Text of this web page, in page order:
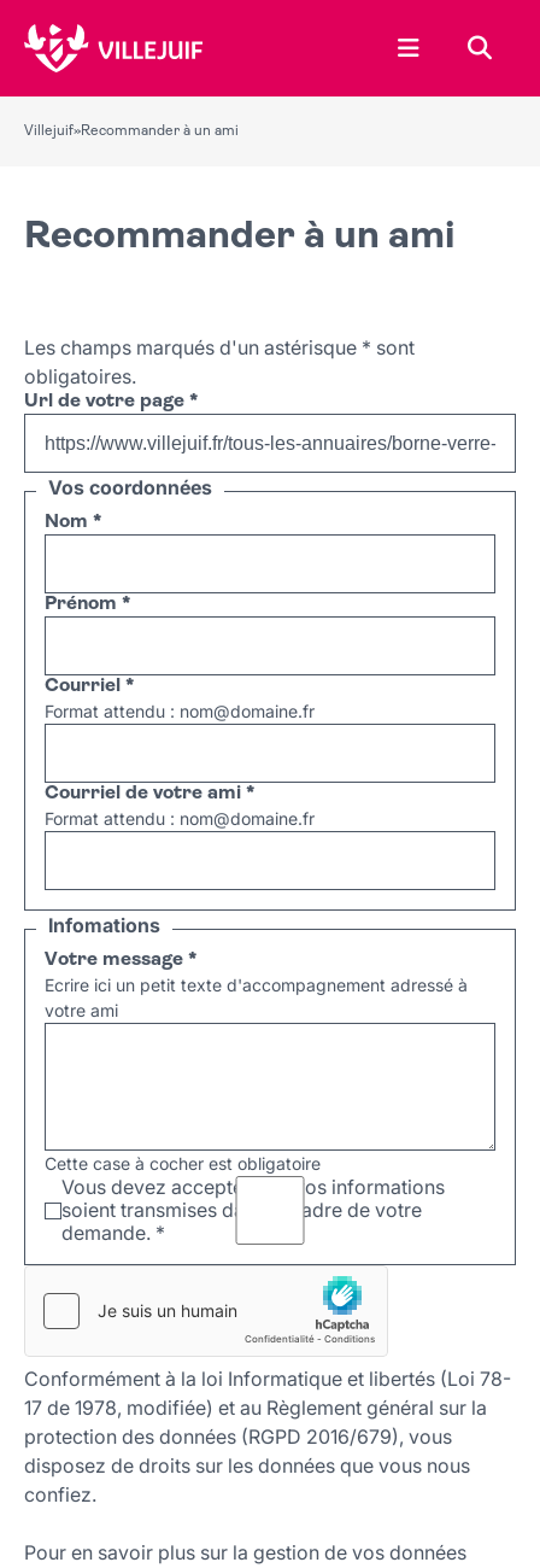
Ouvrir le
Villejuif»Recommander à un ami
Recommander à un ami
Les champs marqués d'un astérisque * sont
obligatoires.
Url de votre page *
Vos coordonnées
Nom *
Prénom *
Courriel *
Format attendu : nom@domaine.fr
Courriel de votre ami *
Format attendu : nom@domaine.fr
Infomations
Votre message *
Ecrire ici un petit texte d'accompagnement adressé à
votre ami
Cette case à cocher est obligatoire
Vous devez accepter que vos informations
soient transmises dans le cadre de votre
demande. *
Conformément à la loi Informatique et libertés (Loi 78-
17 de 1978, modifiée) et au Règlement général sur la
protection des données (RGPD 2016/679), vous
disposez de droits sur les données que vous nous
confiez.
Pour en savoir plus sur la gestion de vos données